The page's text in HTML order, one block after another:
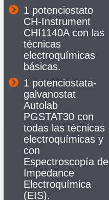
1 potenciostato
CH-Instrument
CHI1140A con las
técnicas
electroquímicas
básicas.
1 potenciostata-
galvanostat
Autolab
PGSTAT30 con
todas las técnicas
electroquímicas y
con
Espectroscopía de
Impedance
Electroquímica
(EIS).